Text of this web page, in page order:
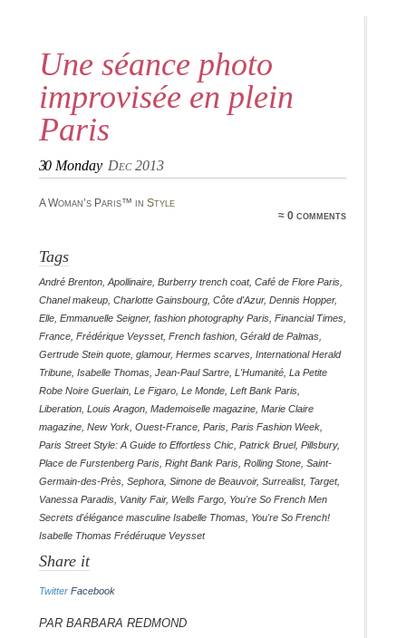
Une séance photo
improvisée en plein
Paris
30 Monday Dec 2013
A Woman’s Paris™ in Style
≈ 0 comments
Tags
André Brenton, Apollinaire, Burberry trench coat, Café de Flore Paris,
Chanel makeup, Charlotte Gainsbourg, Côte d'Azur, Dennis Hopper,
Elle, Emmanuelle Seigner, fashion photography Paris, Financial Times,
France, Frédérique Veysset, French fashion, Gérald de Palmas,
Gertrude Stein quote, glamour, Hermes scarves, International Herald
Tribune, Isabelle Thomas, Jean-Paul Sartre, L'Humanité, La Petite
Robe Noire Guerlain, Le Figaro, Le Monde, Left Bank Paris,
Liberation, Louis Aragon, Mademoiselle magazine, Marie Claire
magazine, New York, Ouest-France, Paris, Paris Fashion Week,
Paris Street Style: A Guide to Effortless Chic, Patrick Bruel, Pillsbury,
Place de Furstenberg Paris, Right Bank Paris, Rolling Stone, Saint-
Germain-des-Près, Sephora, Simone de Beauvoir, Surrealist, Target,
Vanessa Paradis, Vanity Fair, Wells Fargo, You're So French Men
Secrets d'élégance masculine Isabelle Thomas, You're So French!
Isabelle Thomas Frédéruque Veysset
Share it
Twitter Facebook
Par Barbara Redmond